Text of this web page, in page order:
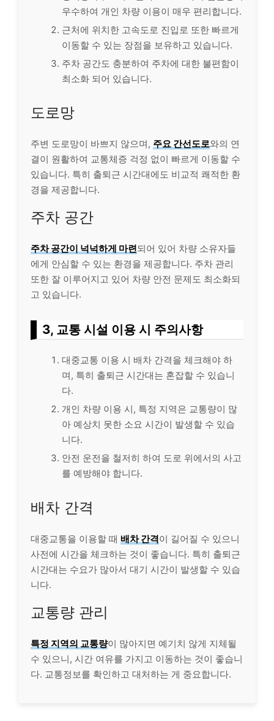
우수하여 개인 차량 이용이 매우 편리합니다.
근처에 위치한 고속도로 진입로 또한 빠르게
이동할 수 있는 장점을 보유하고 있습니다.
주차 공간도 충분하여 주차에 대한 불편함이
최소화 되어 있습니다.
도로망
주변 도로망이 바쁘지 않으며, 주요 간선도로와의 연
결이 원활하여 교통체증 걱정 없이 빠르게 이동할 수
있습니다. 특히 출퇴근 시간대에도 비교적 쾌적한 환
경을 제공합니다.
주차 공간
주차 공간이 넉넉하게 마련되어 있어 차량 소유자들
에게 안심할 수 있는 환경을 제공합니다. 주차 관리
또한 잘 이루어지고 있어 차량 안전 문제도 최소화되
고 있습니다.
3, 교통 시설 이용 시 주의사항
대중교통 이용 시 배차 간격을 체크해야 하
며, 특히 출퇴근 시간대는 혼잡할 수 있습니
다.
개인 차량 이용 시, 특정 지역은 교통량이 많
아 예상치 못한 소요 시간이 발생할 수 있습
니다.
안전 운전을 철저히 하여 도로 위에서의 사고
를 예방해야 합니다.
배차 간격
대중교통을 이용할 때 배차 간격이 길어질 수 있으니
사전에 시간을 체크하는 것이 좋습니다. 특히 출퇴근
시간대는 수요가 많아서 대기 시간이 발생할 수 있습
니다.
교통량 관리
특정 지역의 교통량이 많아지면 예기치 않게 지체될
수 있으니, 시간 여유를 가지고 이동하는 것이 좋습니
다. 교통정보를 확인하고 대처하는 게 중요합니다.